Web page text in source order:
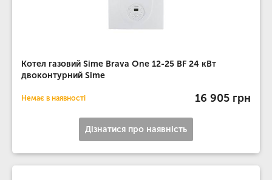
Котел газовий Sime Brava One 12-25 BF 24 кВт
двоконтурний Sime
Немає в наявності 16 905 грн
Дізнатися про наявність